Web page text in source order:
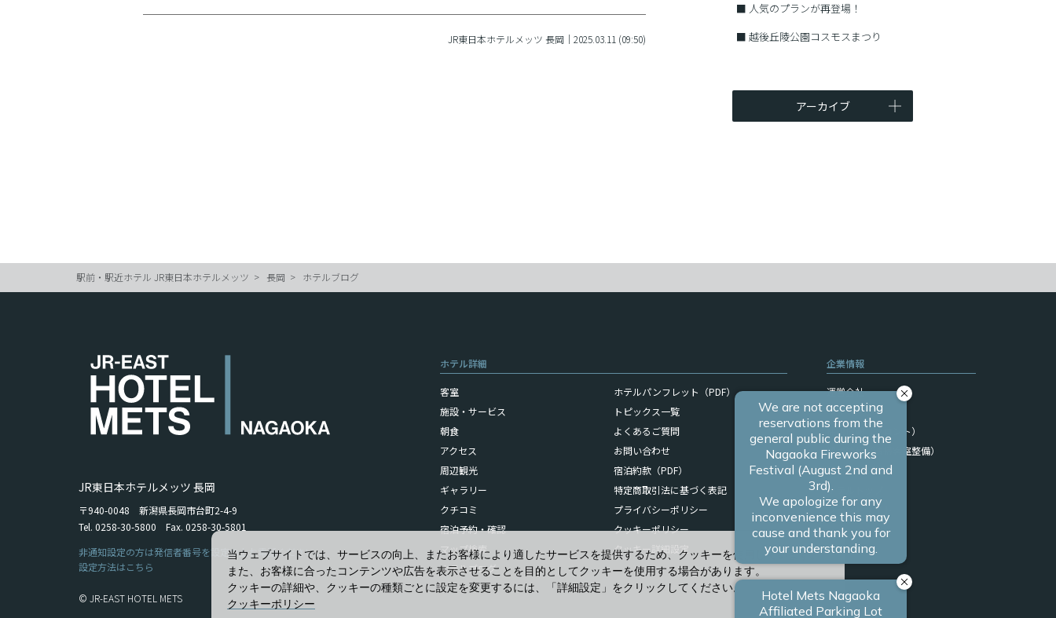
JR東日本ホテルメッツ 長岡｜2025.03.11 (09:50)
■ 人気のプランが再登場！
■ 越後丘陵公園コスモスまつり
アーカイブ
駅前・駅近ホテル JR東日本ホテルメッツ 長岡 ホテルブログ
ホテル詳細
客室
施設・サービス
朝食
アクセス
周辺観光
ギャラリー
クチコミ
宿泊予約・確認
マップ検索
ホテルブログ
ホテルパンフレット（PDF）
トピックス一覧
よくあるご質問
お問い合わせ
宿泊約款（PDF）
特定商取引法に基づく表記
プライバシーポリシー
クッキーポリシー
クッキー詳細設定
企業情報
運営会社
サイトマップ
採用情報（フロント）
採用情報（清掃客室整備）
関連リンク
ホテルトップ
ブランドサイト
JR東日本ホテルメッツ 長岡
〒940-0048 新潟県長岡市台町2-4-9
Tel. 0258-30-5800 Fax. 0258-30-5801
非通知設定の方は発信者番号を設定の上お電話ください。
設定方法はこちら
© JR-EAST HOTEL METS
当ウェブサイトでは、サービスの向上、またお客様により適したサービスを提供するため、クッキーを使用しています。
また、お客様に合ったコンテンツや広告を表示させることを目的としてクッキーを使用する場合があります。
クッキーの詳細や、クッキーの種類ごとに設定を変更するには、「詳細設定」をクリックしてください。
クッキーポリシー